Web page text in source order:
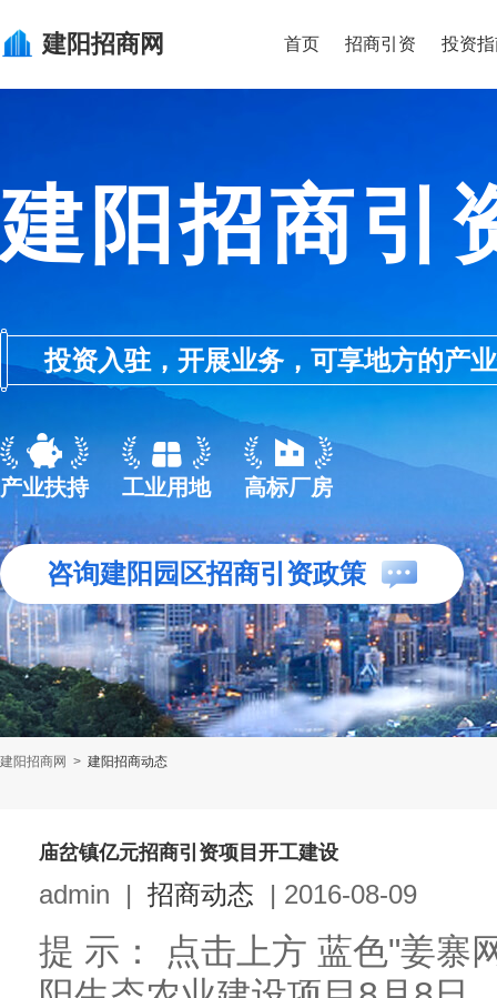
建阳招商网 首页 招商引资 投资
建阳招商引
投资入驻，开展业务，可享地方的产
产业扶持 工业用地 高标厂房
咨询建阳园区招商引资政策
建阳招商网 > 建阳招商动态
庙岔镇亿元招商引资项目开工建设
admin | 招商动态 | 2016-08-09
提 示： 点击上方 蓝色"姜寨